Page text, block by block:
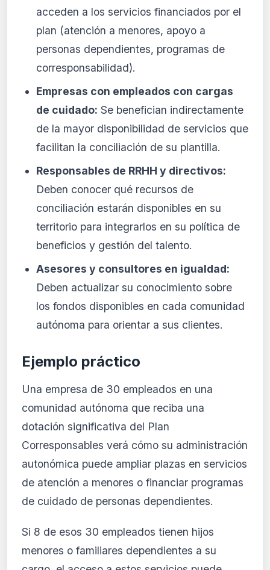
acceden a los servicios financiados por el
plan (atención a menores, apoyo a
personas dependientes, programas de
corresponsabilidad).
Empresas con empleados con cargas
de cuidado: Se benefician indirectamente
de la mayor disponibilidad de servicios que
facilitan la conciliación de su plantilla.
Responsables de RRHH y directivos:
Deben conocer qué recursos de
conciliación estarán disponibles en su
territorio para integrarlos en su política de
beneficios y gestión del talento.
Asesores y consultores en igualdad:
Deben actualizar su conocimiento sobre
los fondos disponibles en cada comunidad
autónoma para orientar a sus clientes.
Ejemplo práctico
Una empresa de 30 empleados en una
comunidad autónoma que reciba una
dotación significativa del Plan
Corresponsables verá cómo su administración
autonómica puede ampliar plazas en servicios
de atención a menores o financiar programas
de cuidado de personas dependientes.
Si 8 de esos 30 empleados tienen hijos
menores o familiares dependientes a su